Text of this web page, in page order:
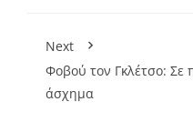
Next
Φοβού τον Γκλέτσο: Σε
άσχημα